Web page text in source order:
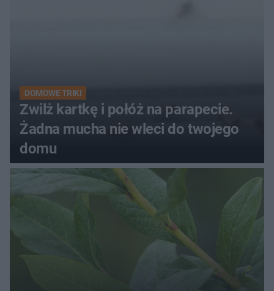
DOMOWE TRIKI
Zwilż kartkę i połóż na parapecie.
Żadna mucha nie wleci do twojego
domu